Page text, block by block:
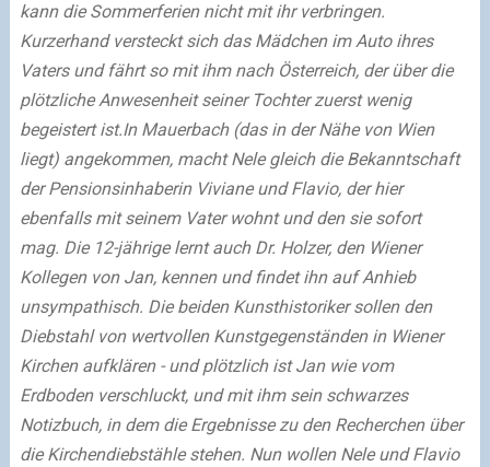
kann die Sommerferien nicht mit ihr verbringen.
Kurzerhand versteckt sich das Mädchen im Auto ihres
Vaters und fährt so mit ihm nach Österreich, der über die
plötzliche Anwesenheit seiner Tochter zuerst wenig
begeistert ist.In Mauerbach (das in der Nähe von Wien
liegt) angekommen, macht Nele gleich die Bekanntschaft
der Pensionsinhaberin Viviane und Flavio, der hier
ebenfalls mit seinem Vater wohnt und den sie sofort
mag. Die 12-jährige lernt auch Dr. Holzer, den Wiener
Kollegen von Jan, kennen und findet ihn auf Anhieb
unsympathisch. Die beiden Kunsthistoriker sollen den
Diebstahl von wertvollen Kunstgegenständen in Wiener
Kirchen aufklären - und plötzlich ist Jan wie vom
Erdboden verschluckt, und mit ihm sein schwarzes
Notizbuch, in dem die Ergebnisse zu den Recherchen über
die Kirchendiebstähle stehen. Nun wollen Nele und Flavio